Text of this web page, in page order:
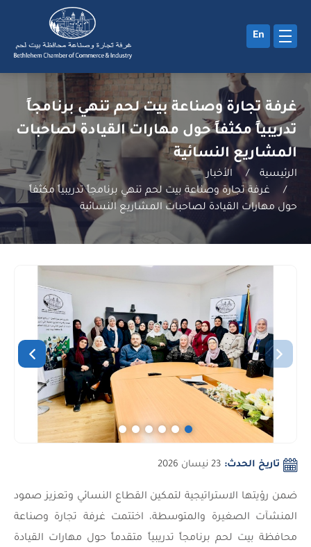
En
غرفة تجارة وصناعة بيت لحم تنهي برنامجاً
تدريبياً مكثفاً حول مهارات القيادة لصاحبات
المشاريع النسائية
الرئيسية /
الأخبار
/
غرفة تجارة وصناعة بيت لحم تنهي برنامجاً تدريبياً مكثفاً
حول مهارات القيادة لصاحبات المشاريع النسائية
تاريخ الحدث: 23 نيسان 2026
ضمن رؤيتها الاستراتيجية لتمكين القطاع النسائي وتعزيز صمود
المنشآت الصغيرة والمتوسطة، اختتمت غرفة تجارة وصناعة
محافظة بيت لحم برنامجاً تدريبياً متقدماً حول مهارات القيادة